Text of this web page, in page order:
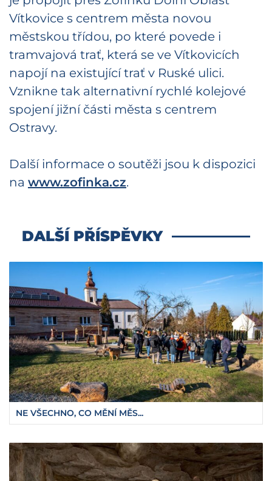
Vítkovice s centrem města novou
městskou třídou, po které povede i
tramvajová trať, která se ve Vítkovicích
napojí na existující trať v Ruské ulici.
Vznikne tak alternativní rychlé kolejové
spojení jižní části města s centrem
Ostravy.
Další informace o soutěži jsou k dispozici
na www.zofinka.cz.
DALŠÍ PŘÍSPĚVKY
NE VŠECHNO, CO MĚNÍ MĚS...